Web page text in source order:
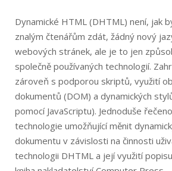
Dynamické HTML (DHTML) není, jak
znalým čtenářům zdát, žádný nový
webových stránek, ale je to jen
společně používaných technologií.
zároveň s podporou skriptů, využití
dokumentů (DOM) a dynamických
pomocí JavaScriptu). Jednoduše
technologie umožňující měnit
dokumentu v závislosti na činnosti
technologii DHTML a její využití